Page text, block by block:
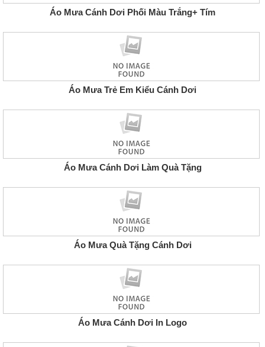
Áo Mưa Cánh Dơi Phối Màu Trắng+ Tím
Áo Mưa Trẻ Em Kiểu Cánh Dơi
Áo Mưa Cánh Dơi Làm Quà Tặng
Áo Mưa Quà Tặng Cánh Dơi
Áo Mưa Cánh Dơi In Logo